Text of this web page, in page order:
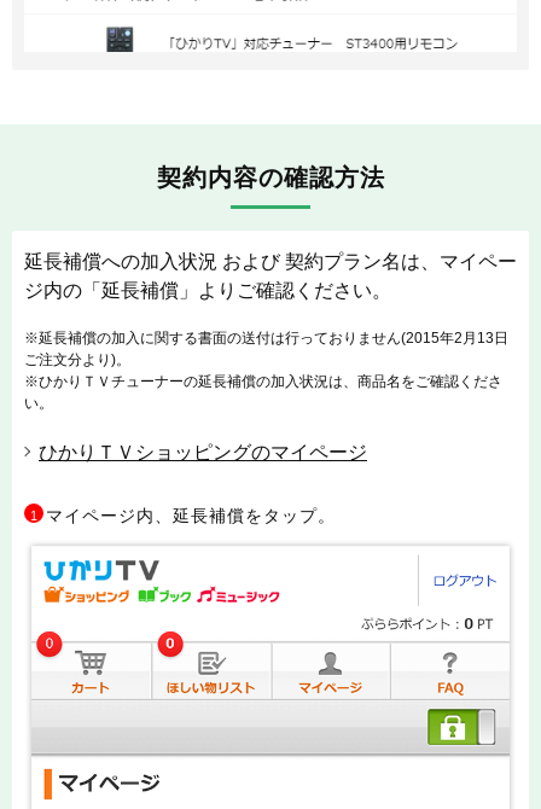
契約内容の確認方法
延長補償への加入状況 および 契約プラン名は、マイペー
ジ内の「延長補償」よりご確認ください。
※延長補償の加入に関する書面の送付は行っておりません(2015年2月13日
ご注文分より)。
※ひかりＴＶチューナーの延長補償の加入状況は、商品名をご確認くださ
い。
ひかりＴＶショッピングのマイページ
1 マイページ内、延長補償をタップ。